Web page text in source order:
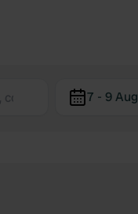
7 - 9 Aug